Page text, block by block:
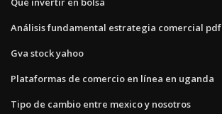
Análisis fundamental estrategia comercial pdf
Gva stock yahoo
Plataformas de comercio en línea en uganda
Tipo de cambio entre mexico y nosotros